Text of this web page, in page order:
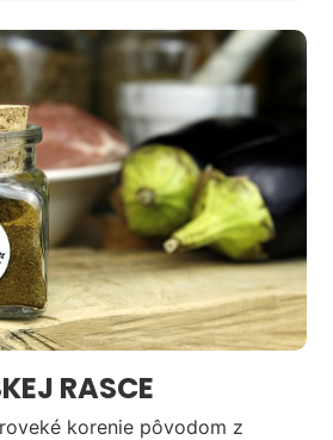
RASCE
korenie pôvodom z